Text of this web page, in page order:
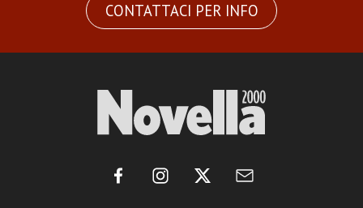
CONTATTACI PER INFO